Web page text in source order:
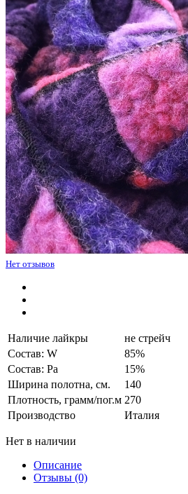
Нет отзывов
Наличие лайкры
не стрейч
Состав: W
85%
Состав: Pa
15%
Ширина полотна, см.
140
Плотность, грамм/пог.м 270
Производство
Италия
Нет в наличии
Описание
Отзывы (0)